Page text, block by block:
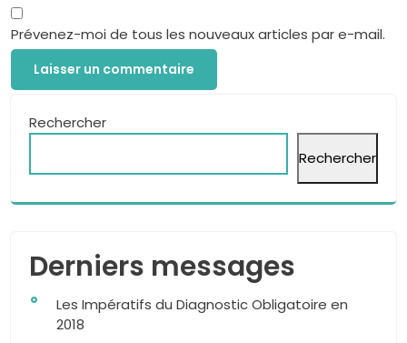
Prévenez-moi de tous les nouveaux articles par e-mail.
Rechercher
Rechercher
Derniers messages
Les Impératifs du Diagnostic Obligatoire en
2018